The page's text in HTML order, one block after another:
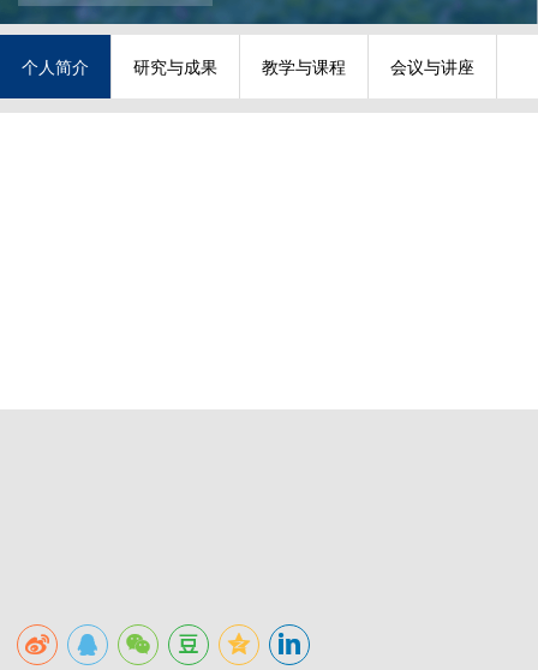
个人简介 研究与成果 教学与课程 会议与讲座